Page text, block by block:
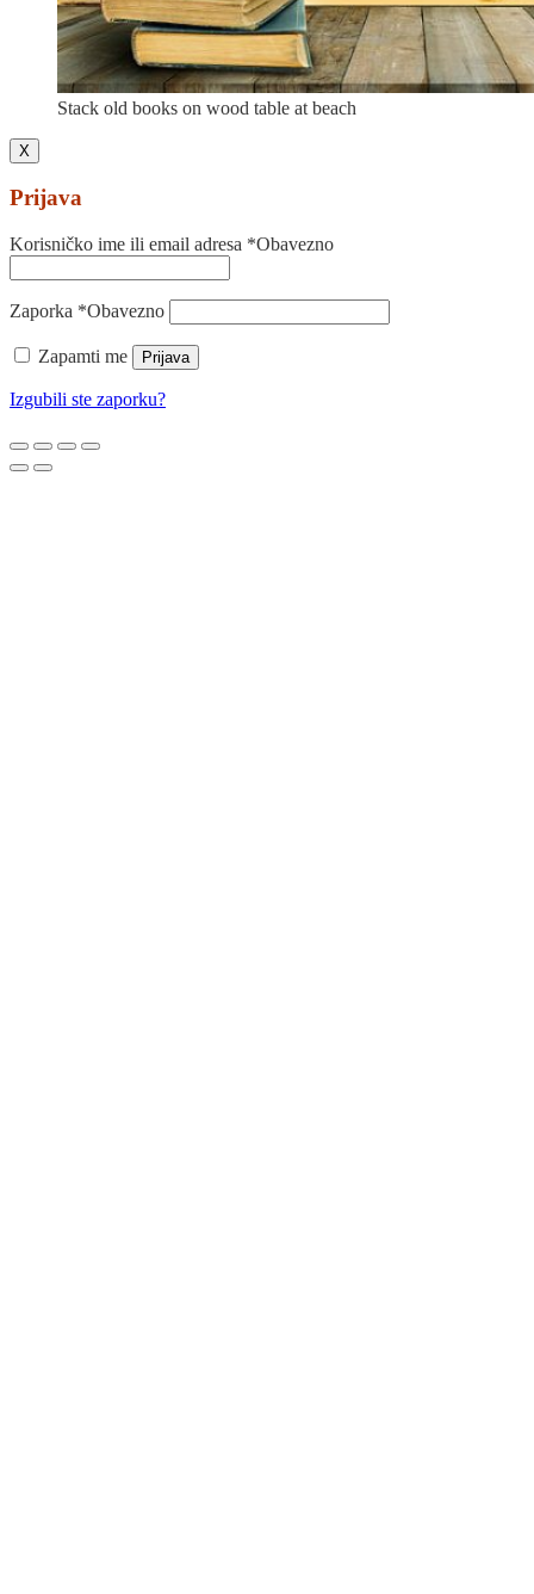
Stack old books on wood table at beach
X
Prijava
Korisničko ime ili email adresa *Obavezno
Zaporka *Obavezno
Zapamti me Prijava
Izgubili ste zaporku?